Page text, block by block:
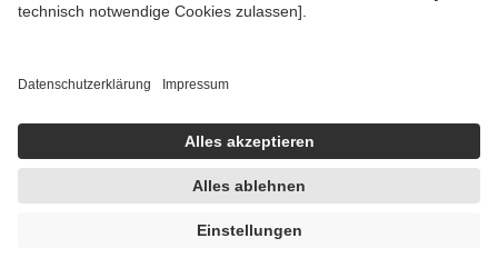
GKV getragen werden
Einholung von Bewertungen. Trusted Shops hat Maßnahmen
getroffen, um sicherzustellen, dass es sich um echte Bewertungen
handelt. Mehr Informationen findest du hier:
https://help.etrusted.com/hc/de/articles/4419944605341